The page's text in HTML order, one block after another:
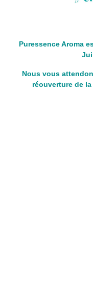
Puressence Aroma
Nous vous
réouverture de